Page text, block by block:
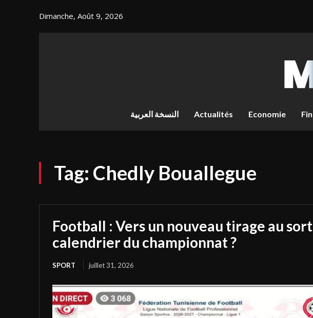
Dimanche, Août 9, 2026
النسخة العربية Actualités Economie
Tag: Chedly Bouallegue
Football : Vers un nouveau tirage au
calendrier du championnat ?
SPORT juillet 31, 2026